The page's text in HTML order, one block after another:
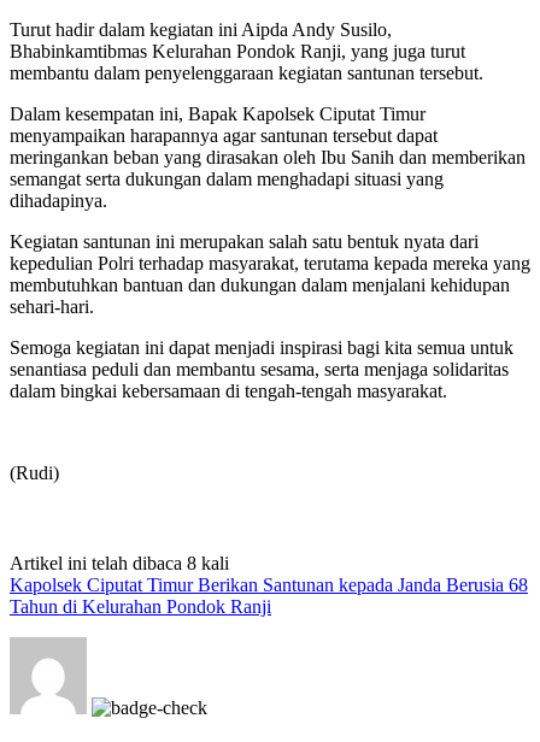
Turut hadir dalam kegiatan ini Aipda Andy Susilo,
Bhabinkamtibmas Kelurahan Pondok Ranji, yang juga turut
membantu dalam penyelenggaraan kegiatan santunan tersebut.
Dalam kesempatan ini, Bapak Kapolsek Ciputat Timur
menyampaikan harapannya agar santunan tersebut dapat
meringankan beban yang dirasakan oleh Ibu Sanih dan memberikan
semangat serta dukungan dalam menghadapi situasi yang
dihadapinya.
Kegiatan santunan ini merupakan salah satu bentuk nyata dari
kepedulian Polri terhadap masyarakat, terutama kepada mereka yang
membutuhkan bantuan dan dukungan dalam menjalani kehidupan
sehari-hari.
Semoga kegiatan ini dapat menjadi inspirasi bagi kita semua untuk
senantiasa peduli dan membantu sesama, serta menjaga solidaritas
dalam bingkai kebersamaan di tengah-tengah masyarakat.
(Rudi)
Artikel ini telah dibaca 8 kali
Kapolsek Ciputat Timur Berikan Santunan kepada Janda Berusia 68
Tahun di Kelurahan Pondok Ranji